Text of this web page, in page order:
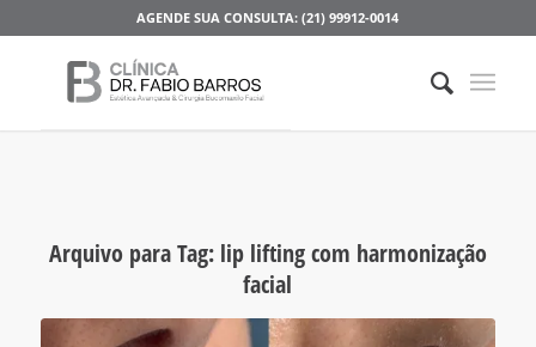
AGENDE SUA CONSULTA: (21) 99912-0014
Arquivo para Tag: lip lifting com harmonização
facial